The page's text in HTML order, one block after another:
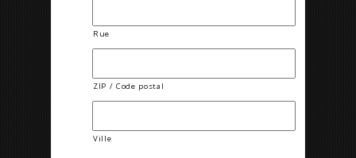
Rue
ZIP / Code postal
Ville